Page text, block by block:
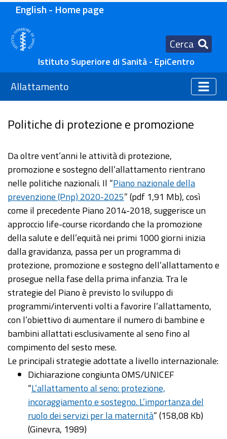
English - Home page
Cerca
Istituto Superiore di Sanità - EpiCentro
Allattamento
Politiche di protezione e promozione
Da oltre vent’anni le attività di protezione,
promozione e sostegno dell’allattamento rientrano
nelle politiche nazionali. Il “Piano nazionale della
prevenzione (Pnp) 2020-2025” (pdf 1,91 Mb), così
come il precedente Piano 2014-2018, suggerisce un
approccio life-course ricordando che la promozione
della salute e dell’equità nei primi 1000 giorni inizia
dalla gravidanza, passa per un programma di
protezione, promozione e sostegno dell’allattamento e
prosegue nella fase della prima infanzia. Tra le
strategie del Piano è previsto lo sviluppo di
programmi/interventi volti a favorire l’allattamento,
con l’obiettivo di aumentare il numero di bambine e
bambini allattati esclusivamente al seno fino al
compimento del sesto mese.
Le principali strategie adottate a livello internazionale:
Dichiarazione congiunta OMS/UNICEF
“L’allattamento al seno: protezione,
incoraggiamento e sostegno. L’importanza del
ruolo dei servizi per la maternità” (158,08 Kb)
(Ginevra, 1989)